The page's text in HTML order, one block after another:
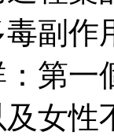
副
第
女